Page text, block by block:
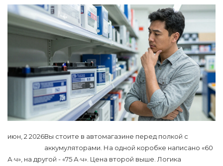
июн, 2 2026Вы стоите в автомагазине перед полкой с
аккумуляторами. На одной коробке написано «60
А·ч», на другой - «75 А·ч». Цена второй выше. Логика